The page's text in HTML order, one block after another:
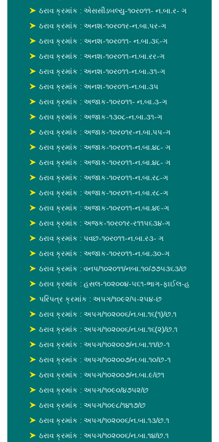
ઠરાવ ક્રમાંક : એસસીડબલ્યુ-૧૦ર૦૧૧- ન.બા.ર- ગ
ઠરાવ ક્રમાંક : અનશ-૧૦ર૦૧ર-ન.બા.પર-ગ
ઠરાવ ક્રમાંક : અનશ-૧૦ર૦૧૧- ન.બા.૩૬-ગ
ઠરાવ ક્રમાંક : અનશ-૧૦ર૦૧૧-ન.બા.રર-ગ
ઠરાવ ક્રમાંક : અનશ-૧૦ર૦૧૧-ન.બા.૩૧-ગ
ઠરાવ ક્રમાંક : અનશ-૧૦ર૦૧૧-ન.બા.૩પ
ઠરાવ ક્રમાંક : અજાક-૧૦ર૦૧૧- ન.બા.૩-ગ
ઠરાવ ક્રમાંક : અજાક-૧૩૦૮-ન.બા.૩૧-ગ
ઠરાવ ક્રમાંક : અજાક-૧૦ર૦૧ર-ન.બા.પપ-ગ
ઠરાવ ક્રમાંક : અજાક-૧૦ર૦૧૧-ન.બા.૪૮- ગ
ઠરાવ ક્રમાંક : અજાક-૧૦ર૦૧૧-ન.બા.૪૮- ગ
ઠરાવ ક્રમાંક : અજાક-૧૦ર૦૧૧-ન.બા.ર૮-ગ
ઠરાવ ક્રમાંક : અજાક-૧૦ર૦૧૧-ન.બા.ર૮-ગ
ઠરાવ ક્રમાંક : અજાક-૧૦ર૦૧૧-ન.બા.૪૯-ગ
ઠરાવ ક્રમાંક : અજક-૧૦ર૦૧ર-ર૧૧પ૬૩૪-ગ
ઠરાવ ક્રમાંક : પવછ-૧૦ર૦૧૧-ન.બા.ર૩- ગ
ઠરાવ ક્રમાંક : અજાક-૧૦ર૦૧૧-ન.બા.૩૦-ગ
ઠરાવ ક્રમાંક : વનપ/૧૦૨૦૧૧/નબા.૧૦/૭૭૫૩૬૩/છ
ઠરાવ ક્રમાંક : હસલ-૧૦૨૦૦૪-૫૬૧-ભાગ-ફાઈલ-હ
પરિપત્ર ક્રમાંક : અપગ/૧૦૯૨/૫-૨૫૪-છ
ઠરાવ ક્રમાંક : અપગ/૧૦૨૦૦૬/ન.બા.૧૬(૧)/છ.૧
ઠરાવ ક્રમાંક : અપગ/૧૦૨૦૦૬/ન.બા.૧૬(૨)/છ.૧
ઠરાવ ક્રમાંક : અપગ/૧૦૨૦૦૭/ન.બા.૧૧/છ-૧
ઠરાવ ક્રમાંક : અપગ/૧૦૨૦૦૭/ન.બા.૧૦/છ-૧
ઠરાવ ક્રમાંક : અપગ/૧૦૨૦૦૭/ન.બા.૯/છ૧
ઠરાવ ક્રમાંક : અપગ/૧૦૯૦/૪૭૫૨/છ
ઠરાવ ક્રમાંક : અપગ/૧૦૯૮/૧૪૧૭/છ
ઠરાવ ક્રમાંક : અપગ/૧૦૨૦૦૬/ન.બા.૧૩/છ.૧
ઠરાવ ક્રમાંક : અપગ/૧૦૨૦૦૬/ન.બા.૧૪/છ.૧